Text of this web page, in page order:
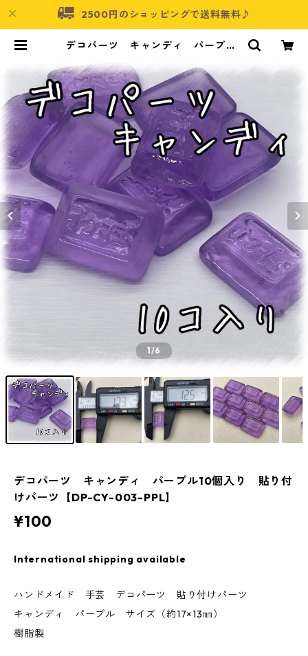
2500円のショッピングで送料無料♪
デコパーツ キャンディ パープル1
-003-PPL】 | アクセサリーパーツ
ショップ・可愛いハンドメイドパー
ツ通販 | ネムネコ
1/6
デコパーツ キャンディ パープル10個入り 貼り付
けパーツ【DP-CY-003-PPL】
¥100
International shipping available
ハンドメイド 手芸 デコパーツ 貼り付けパーツ
キャンディ パープル サイズ（約17×13㎜）
樹脂製